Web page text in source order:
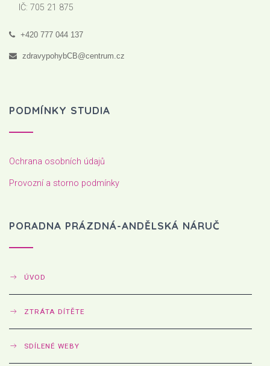
IČ: 705 21 875
+420 777 044 137
zdravypohybCB@centrum.cz
PODMÍNKY STUDIA
Ochrana osobních údajů
Provozní a storno podmínky
PORADNA PRÁZDNÁ-ANDĚLSKÁ NÁRUČ
ÚVOD
ZTRÁTA DÍTĚTE
SDÍLENÉ WEBY